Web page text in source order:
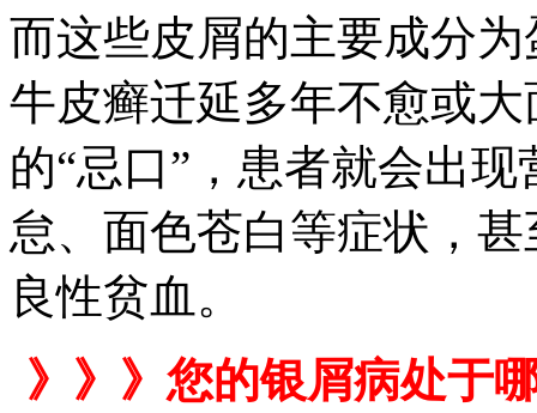
而这些皮屑的主要成分
牛皮癣迁延多年不愈或
的“忌口”，患者就会出
怠、面色苍白等症状，
良性贫血。
》》》您的银屑病处于